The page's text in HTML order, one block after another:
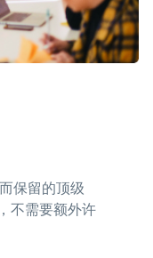
保留的顶级
不需要额外许